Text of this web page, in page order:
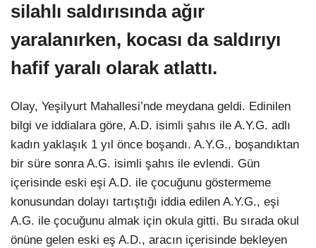
Facebook
Instagram
Youtube
silahlı saldırısında ağır
yaralanırken, kocası da saldırıyı
hafif yaralı olarak atlattı.
Olay, Yeşilyurt Mahallesi’nde meydana geldi. Edinilen
bilgi ve iddialara göre, A.D. isimli şahıs ile A.Y.G. adlı
kadın yaklaşık 1 yıl önce boşandı. A.Y.G., boşandıktan
bir süre sonra A.G. isimli şahıs ile evlendi. Gün
içerisinde eski eşi A.D. ile çocuğunu göstermeme
konusundan dolayı tartıştığı iddia edilen A.Y.G., eşi
A.G. ile çocuğunu almak için okula gitti. Bu sırada okul
önüne gelen eski eş A.D., aracın içerisinde bekleyen